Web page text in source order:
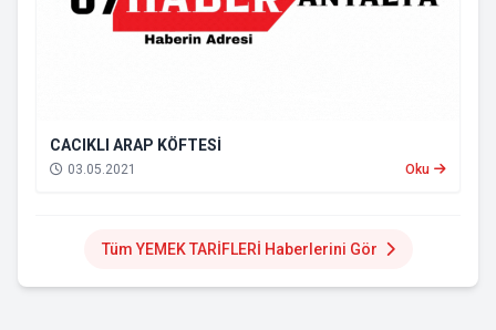
CACIKLI ARAP KÖFTESİ
03.05.2021 Oku
Tüm YEMEK TARİFLERİ Haberlerini Gör